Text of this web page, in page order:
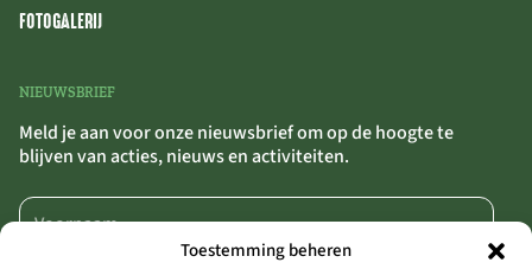
Toestemming beheren
FOTOGALERIJ
NIEUWSBRIEF
Meld je aan voor onze nieuwsbrief om op de hoogte te
blijven van acties, nieuws en activiteiten.